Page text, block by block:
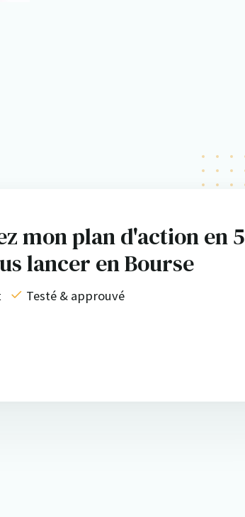
mon plan d'action en 5
lancer en Bourse
Testé & approuvé